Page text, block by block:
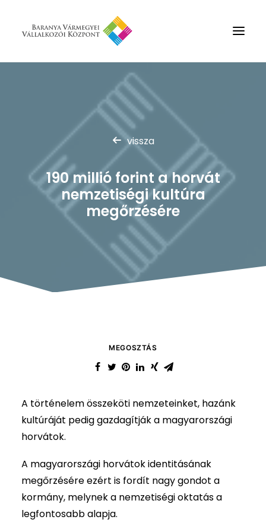
Rólunk
Szolgáltatások
Hírek
Partnerek
Kapcsolat
Keresés
vissza
190 millió forint a horvát
nemzetiségi kultúra
megőrzésére
MEGOSZTÁS
A történelem összeköti nemzeteinket, hazánk
kultúráját pedig gazdagítják a magyarországi
horvátok.
A magyarországi horvátok identitásának
megőrzésére ezért is fordít nagy gondot a
kormány, melynek a nemzetiségi oktatás a
legfontosabb alapja.